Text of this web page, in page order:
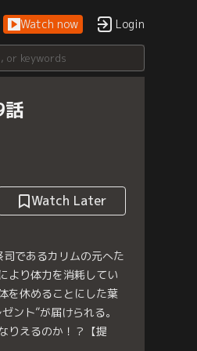
Watch now Login
Watch Later
であるカリムの元へた
より体力を消耗してい
を休めることにした葉
ント”が届けられる。
りえるのか！？【提